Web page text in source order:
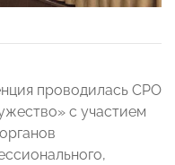
проводилась СРО
с участием